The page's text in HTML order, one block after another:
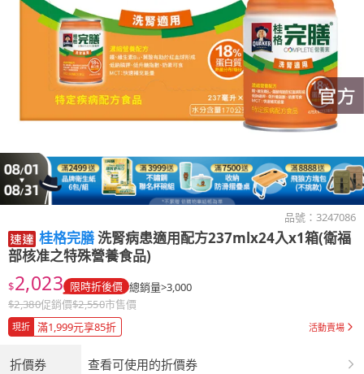
品號： 3247086
桂格完膳洗腎病患適用配方237mlx24入x1箱(衛福
部核准之特殊營養食品)
$2,023 限時折後價 總銷量>3,000
$2,380促銷價$2,550市售價
現折 滿1,999元享85折 活動賣場
折價券 查看可使用的折價券